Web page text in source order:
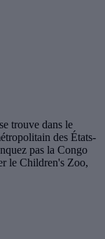
trouve dans le
des États-
pas la Congo
le Children's Zoo,